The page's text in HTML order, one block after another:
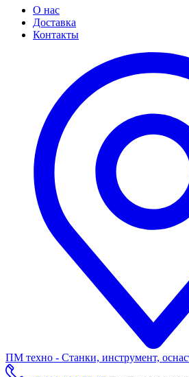
О нас
Доставка
Контакты
ПМ техно - Станки, инструмент,